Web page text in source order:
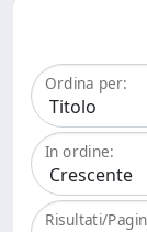
Ordina per:
In ordine:
Risultati/